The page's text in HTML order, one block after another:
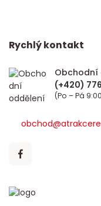
Rychlý kontakt
(Po – Pá